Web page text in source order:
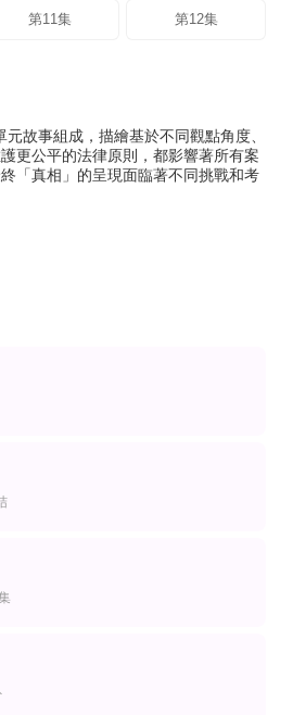
第11集 第12集
元故事組成，描繪基於不同觀點角度、
更公平的法律原則，都影響著所有案
「真相」的呈現面臨著不同挑戰和考
录
,高杉真宙,小谷兴会,小林优仁,吉冈睦雄,映美藏
Kamath,Vasuki
流放